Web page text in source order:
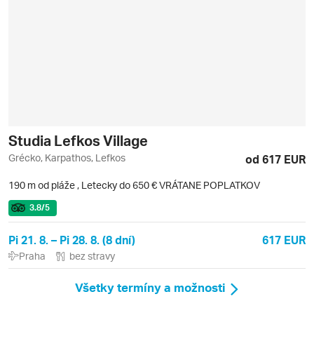
Studia Lefkos Village
Grécko, Karpathos, Lefkos od 617 EUR
190 m od pláže , Letecky do 650 € VRÁTANE POPLATKOV
3.8/5
Pi 21. 8. – Pi 28. 8. (8 dní) 617 EUR
Praha bez stravy
Všetky termíny a možnosti